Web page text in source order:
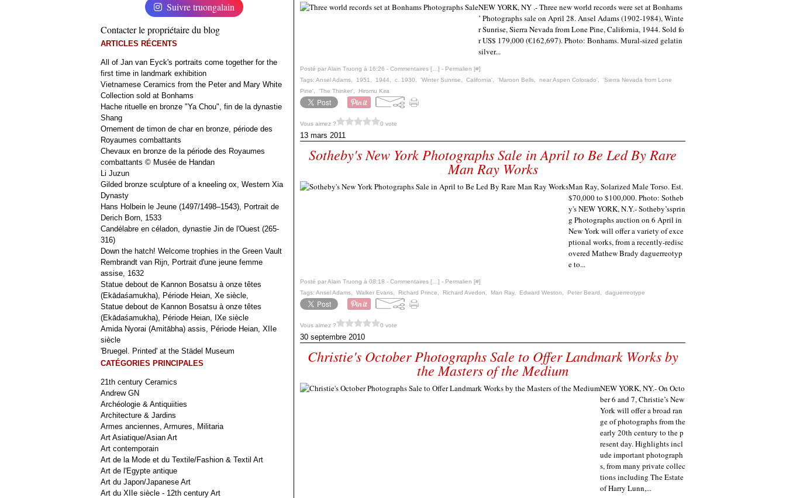
Suivre truongalain
Contacter le propriétaire du blog
ARTICLES RÉCENTS
All of Jan van Eyck's portraits come together for the
first time in landmark exhibition
Vietnamese Ceramics from the Peter and Mary White
Collection sold at Bonhams
Hache rituelle en bronze "Ya Chou", fin de la dynastie
Shang
Ornement de timon de char en bronze, période des
Royaumes combattants
Chevaux en bronze de la période des Royaumes
combattants © Musée de Handan
Li Juzun
Gilded bronze sculpture of a kneeling ox, Western Xia
Dynasty
Hans Holbein le Jeune (1497/1498–1543), Portrait de
Derich Born, 1533
Candélabre en céladon, dynastie Jin de l'Ouest (265-
316)
Down the hatch! Welcome trophies in the Green Vault
Rembrandt van Rijn, Portrait d'une jeune femme
assise, 1632
Statue debout de Kannon Bosatsu à onze têtes
(Ekādaśamukha), Période Heian, Xe siècle,
Statue debout de Kannon Bosatsu à onze têtes
(Ekādaśamukha), Période Heian, IXe siècle
Amida Nyorai (Amitābha) assis, Période Heian, XIIe
siècle
'Bruegel. Printed' at the Städel Museum
CATÉGORIES PRINCIPALES
21th century Ceramics
Andrew GN
Archéologie & Antiquiities
Architecture & Jardins
Armes anciennes, Armures, Militaria
Art Asiatique/Asian Art
Art contemporain
Art de la Mode et du Textile/Fashion & Textil Art
Art de l'Egypte antique
Art du Japon/Japanese Art
Art du XIIe siècle - 12th century Art
NEW YORK, NY .- Three new world records were set at Bonhams
’ Photographs sale on April 28. Ansel Adams (1902-1984), Winte
r Sunrise, Sierra Nevada from Lone Pine, California, 1944. Sold fo
r US$ 179,000 (€162,697). Photo: Bonhams. Mural-sized gelatin
silver...
Posté par Alain Truong à 16:26 - Commentaires [ ] - Permalien [#]
Tags: Ansel Adams 1951 1944 c. 1930 'Winter Sunrise California' 'Maroon Bells near Aspen Colorado'
'Sierra Nevada from Lone
Pine'
'The Thinker' Hiromu Kira
Vous aimez ? 0 vote
13 mars 2011
Sotheby's New York Photographs Sale in April to Be Led By Rare
Man Ray Works
Man Ray, Solarized Male Torso. Est.
$70,000 to $100,000. Photo: Sotheb
y's NEW YORK, N.Y.- Sotheby’ssprin
g Photographs auction on 6 April in
New York will offer a variety of exce
ptional works, from a recently-redisc
overed Mathew Brady daguerreotyp
e to...
Posté par Alain Truong à 08:18 - Commentaires [ ] - Permalien [#]
Tags: Ansel Adams Walker Evans Richard Prince Richard Avedon Man Ray, Edward Weston Peter Beard daguerreotype
Vous aimez ? 0 vote
30 septembre 2010
Christie's October Photographs Sale to Offer Landmark Works by
the Masters of the Medium
NEW YORK, NY.- On Octo
ber 6 and 7, Christie’s New
York will offer a broad ran
ge of photographs from the
early 20th century to the p
resent day. Highlights incl
ude important photograph
s, from many private collec
tions including The Estate
of Harry Lunn,...